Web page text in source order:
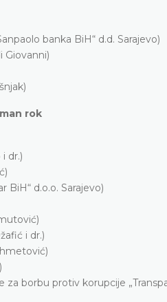
banka BiH“ d.d. Sarajevo)
Giovanni)
rok
dr.)
d.o.o. Sarajevo)
i dr.)
borbu protiv korupcije